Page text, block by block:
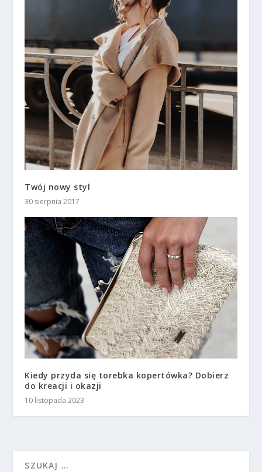
Twój nowy styl
30 sierpnia 2017
Kiedy przyda się torebka kopertówka? Dobierz
do kreacji i okazji
10 listopada 2023